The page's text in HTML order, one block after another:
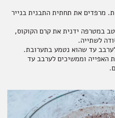
את התנור ל-170 מעלות. מרפדים את תחתית התבנית בנייר
במטרפה ידנית את קרם הקוקוס,
לשתייה.
האפייה וממשיכים לערבב עד